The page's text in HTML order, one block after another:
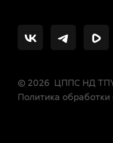
© 2026 ЦППС НД
Политика